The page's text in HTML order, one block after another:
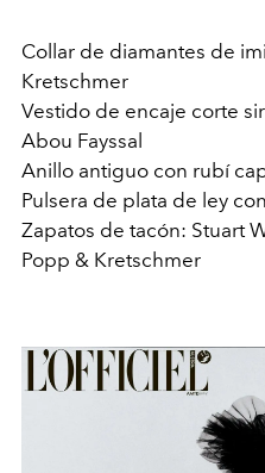
Collar de diamantes de
Kretschmer
Vestido de encaje corte
Abou Fayssal
Anillo antiguo con rubí
Pulsera de plata de ley
Zapatos de tacón: Stuart
Popp & Kretschmer